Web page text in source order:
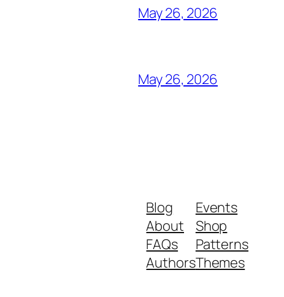
May 26, 2026
May 26, 2026
Blog
About
FAQs
Authors
Events
Shop
Patterns
Themes